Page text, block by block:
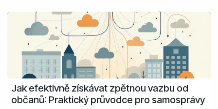
Jak efektivně získávat zpětnou vazbu od
občanů: Praktický průvodce pro samosprávy